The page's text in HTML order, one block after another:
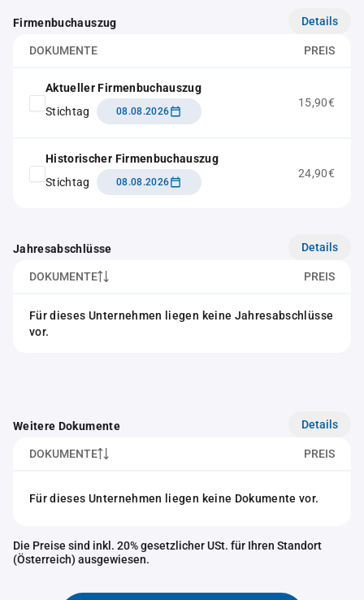
Firmenbuchauszug Details
DOKUMENTE PREIS
Aktueller Firmenbuchauszug
Stichtag
08.08.2026
15,90€
Historischer Firmenbuchauszug
Stichtag
08.08.2026
24,90€
Jahresabschlüsse Details
DOKUMENTE PREIS
Für dieses Unternehmen liegen keine Jahresabschlüsse
vor.
Weitere Dokumente Details
DOKUMENTE PREIS
Für dieses Unternehmen liegen keine Dokumente vor.
Die Preise sind inkl. 20% gesetzlicher USt. für Ihren Standort
(Österreich) ausgewiesen.